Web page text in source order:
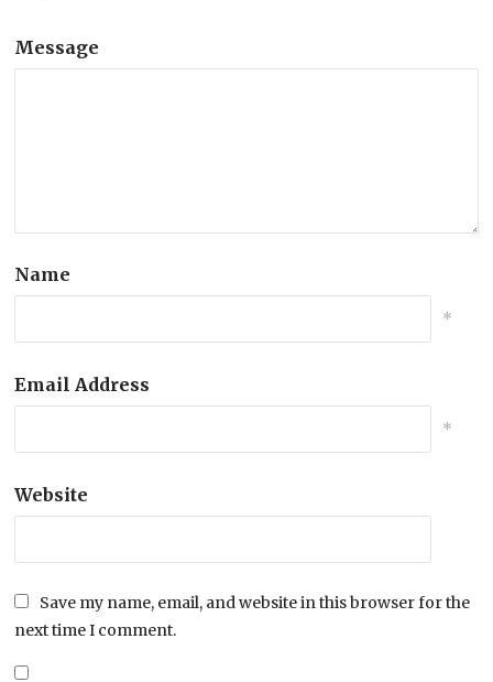
Message
Name
*
Email Address
*
Website
Save my name, email, and website in this browser for the
next time I comment.